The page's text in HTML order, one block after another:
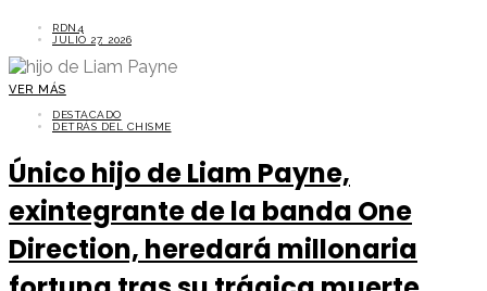
RDN4
JULIO 27, 2026
VER MÁS
DESTACADO
DETRÁS DEL CHISME
Único hijo de Liam Payne,
exintegrante de la banda One
Direction, heredará millonaria